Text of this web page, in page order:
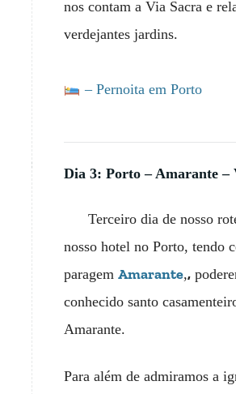
nos contam a Via Sacra e
verdejantes jardins.
– Pernoita em Porto
Dia 3: Porto – Amarante –
Terceiro dia de nosso
nosso hotel no Porto, tendo
paragem Amarante,,
conhecido santo
Amarante.
Para além de admiramos a